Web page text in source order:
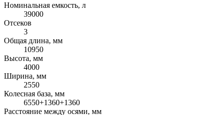
Номинальная емкость, л
39000
Отсеков
3
Общая длина, мм
10950
Высота, мм
4000
Ширина, мм
2550
Колесная база, мм
6550+1360+1360
Расстояние между осями, мм